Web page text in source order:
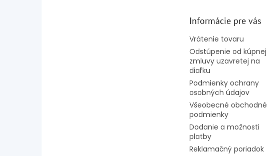
Informácie pre vás
Vrátenie tovaru
Odstúpenie od kúpnej
zmluvy uzavretej na
diaľku
Podmienky ochrany
osobných údajov
Všeobecné obchodné
podmienky
Dodanie a možnosti
platby
Reklamačný poriadok